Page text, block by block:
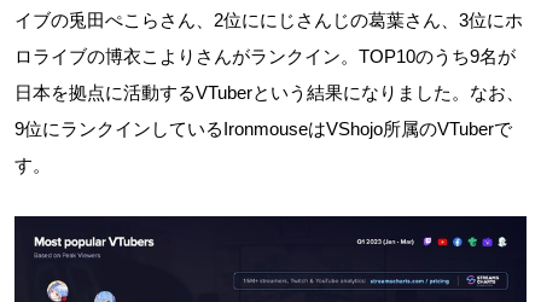
イブの兎田ぺこらさん、2位ににじさんじの葛葉さん、3位にホ
ロライブの博衣こよりさんがランクイン。TOP10のうち9名が
日本を拠点に活動するVTuberという結果になりました。なお、
9位にランクインしているIronmouseはVShojo所属のVTuberで
す。